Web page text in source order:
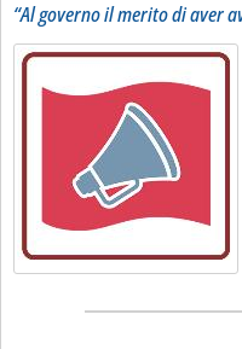
“Al governo il merito di aver